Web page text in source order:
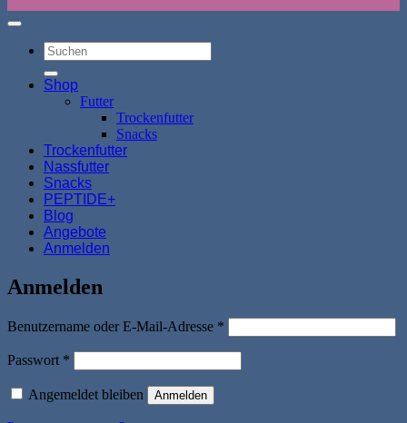
Suchen
nach:
Shop
Futter
Trockenfutter
Snacks
Trockenfutter
Nassfutter
Snacks
PEPTIDE+
Blog
Angebote
Anmelden
Anmelden
Benutzername oder E-Mail-Adresse *
Passwort *
Angemeldet bleiben Anmelden